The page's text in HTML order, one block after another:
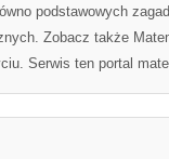
podstawowych
Zobacz także
Serwis ten portal